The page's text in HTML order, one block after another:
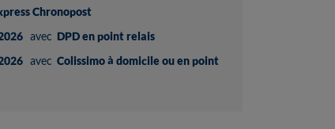
Chronopost
avec DPD en point relais
avec Colissimo à domicile ou en point